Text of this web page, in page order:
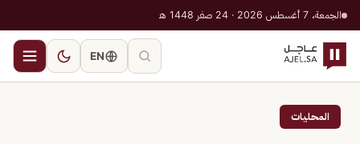
الجمعة، 7 أغسطس 2026 · 24 صفر 1448 هـ
EN
المحليات